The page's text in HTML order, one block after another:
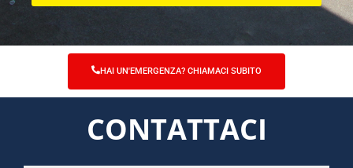
HAI UN'EMERGENZA? CHIAMACI SUBITO
CONTATTACI